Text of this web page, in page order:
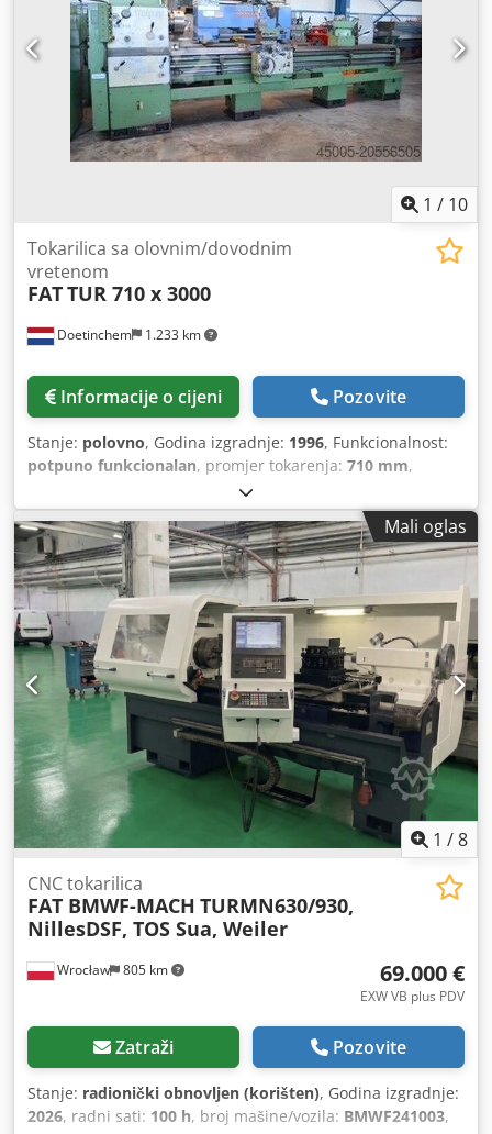
1 / 10
Doetinchem 1.233 km
Tokarilica sa olovnim/dovodnim
vretenom
FATTUR 710 x 3000
Informacije o cijeni Pozovite
Stanje: polovno, Godina izgradnje: 1996, Funkcionalnost:
potpuno funkcionalan, promjer tokarenja: 710 mm,
,
Mali oglas
1 /8
Wrocław 805 km
CNC tokarilica
FAT BMWF-MACH TURMN630/930,
NillesDSF, TOS Sua, Weiler
69.000 €
EXW VB plus PDV
Zatraži Pozovite
Stanje: radionički obnovljen (korišten), Godina izgradnje:
2026, radni sati: 100 h, broj mašine/vozila: BMWF241003,